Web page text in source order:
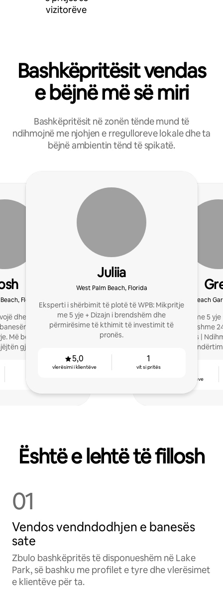
vizitorëve
Bashkëpritësit vendas
e bëjnë më së miri
Bashkëpritësit në zonën tënde mund të
ndihmojnë me njohjen e rregulloreve lokale dhe ta
bëjnë ambientin tënd të spikatë.
Florida
dhe recensione të
time personale
Më bëj pyetjet e tua
gjë edhe për TY!
Juliia
West Palm Beach, Florida
Eksperti i shërbimit të plotë të WPB: Mikpritje
me 5 yje + Dizajn i brendshëm dhe
përmirësime të kthimit të investimit të
pronës.
5,0
vlerësimi i klientëve
1
vit si pritës
Palm Beach
Superpritësi me 5 yje
disponueshme
gjithëpërfshirës |
pronës dhe
vlerësimi i klientëve
Është e lehtë të fillosh
01
Vendos vendndodhjen e banesës
sate
Zbulo bashkëpritës të disponueshëm në Lake
Park, së bashku me profilet e tyre dhe vlerësimet
e klientëve për ta.